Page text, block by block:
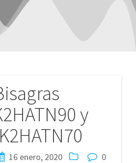
y
16 enero, 2020 0